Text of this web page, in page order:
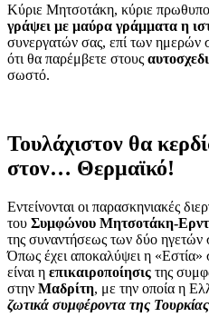
Κύριε Μητσοτάκη, κύριε
γράψει με μαύρα γράμματα η
συνεργατών σας, επί των ημερών
ότι θα παρέμβετε στους
σωστό.
Τουλάχιστον θα
στον… Θερμαϊκό!
Εντείνονται οι παρασκηνιακές
του Συμφώνου Μητσοτάκη-
της συναντήσεως των δύο ηγετών
Όπως έχει αποκαλύψει η «Εστία»
είναι η επικαιροποίησις της
στην Μαδρίτη, με την οποία η
ζωτικά συμφέροντα της